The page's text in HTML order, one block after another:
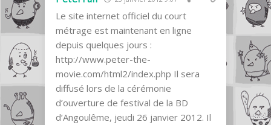
Le site internet officiel du court
métrage est maintenant en ligne
depuis quelques jours :
http://www.peter-the-
movie.com/html2/index.php Il sera
diffusé lors de la cérémonie
d’ouverture de festival de la BD
d’Angoulême, jeudi 26 janvier 2012. Il